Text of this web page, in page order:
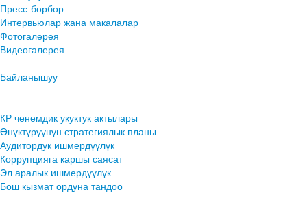
Пресс-борбор
Интервьюлар жана макалалар
Фотогалерея
Видеогалерея
Байланышуу
КР ченемдик укуктук актылары
Өнүктүрүүнүн стратегиялык планы
Аудитордук ишмердүүлүк
Коррупцияга каршы саясат
Эл аралык ишмердүүлүк
Бош кызмат ордуна тандоо